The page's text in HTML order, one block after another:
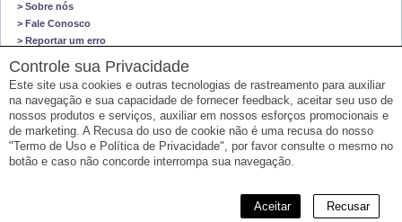
> Sobre nós
> Fale Conosco
> Reportar um erro
O NEGO VIAJA STORE
O Nego Viaja Store
VENDAS SOMENTE ONLINE
Email: sempre@onegoviaja.com
CPF: 732.652.150-67
Controle sua Privacidade
Este site usa cookies e outras tecnologias de rastreamento para auxiliar
na navegação e sua capacidade de fornecer feedback, aceitar seu uso de
nossos produtos e serviços, auxiliar em nossos esforços promocionais e
de marketing. A Recusa do uso de cookie não é uma recusa do nosso
"Termo de Uso e Política de Privacidade", por favor consulte o mesmo no
botão e caso não concorde interrompa sua navegação.
Aceitar Recusar